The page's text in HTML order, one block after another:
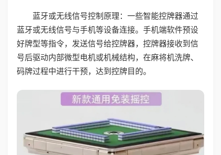
蓝牙或无线信号控制原理：一些智能控牌器通过
蓝牙或无线信号与手机等设备连接。手机端软件预设
好牌型等指令，发送信号给控牌器，控牌器接收到信
号后驱动内部微型电机或机械结构，在麻将机洗牌、
码牌过程中进行干预，达到控牌目的。